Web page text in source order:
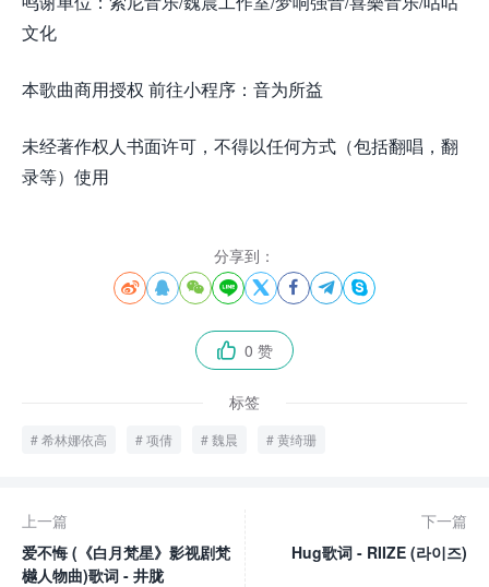
文化
本歌曲商用授权 前往小程序：音为所益
未经著作权人书面许可，不得以任何方式（包括翻唱，翻
录等）使用
分享到：
       
 0 赞
标签
希林娜依高 项倩 魏晨 黄绮珊
上一篇
爱不悔 (《白月梵星》影视剧梵
樾人物曲)歌词 - 井胧
下一篇
Hug歌词 - RIIZE (라이즈)